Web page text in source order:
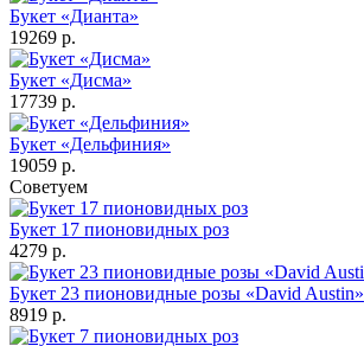
Букет «Дианта»
19269 р.
Букет «Дисма»
17739 р.
Букет «Дельфиния»
19059 р.
Советуем
Букет 17 пионовидных роз
4279 р.
Букет 23 пионовидные розы «David Austin»
8919 р.